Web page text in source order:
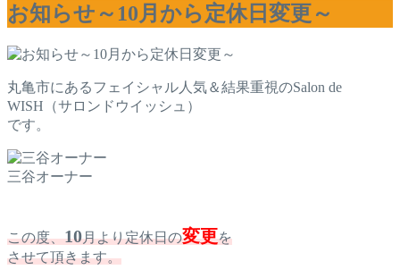
お知らせ～10月から定休日変更～
丸亀市にあるフェイシャル人気＆結果重視のSalon de
WISH（サロンドウイッシュ）
です。
三谷オーナー
この度、10月より定休日の変更を
させて頂きます。